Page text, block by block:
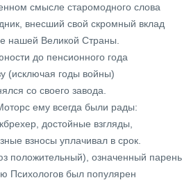
смысле старомодного слова
внесший свой скромный вклад
нашей Великой Страны.
до пенсионного года
(исключая годы войны)
со своего завода.
ему всегда были рады:
достойные взгляды,
взносы уплачивал в срок.
положительный), означенный парень
Психологов был популярен